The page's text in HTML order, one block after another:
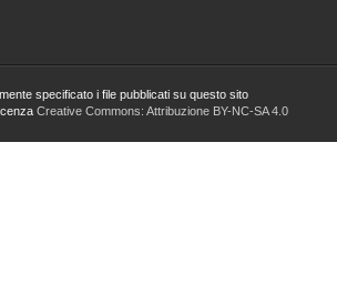
specificato i file pubblicati su questo sito
Creative Commons: Attribuzione BY-NC-SA 4.0